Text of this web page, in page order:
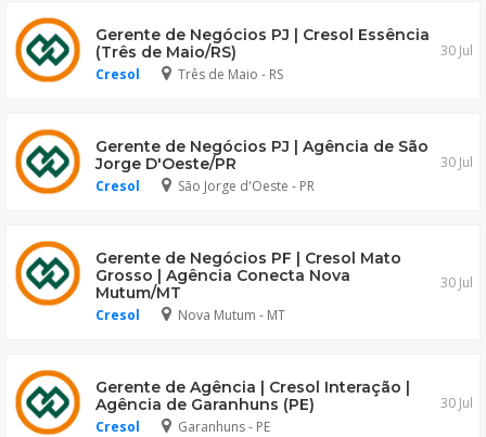
Gerente de Negócios PJ | Cresol Essência
(Três de Maio/RS)
Cresol Três de Maio - RS
30 Jul
Gerente de Negócios PJ | Agência de São
Jorge D'Oeste/PR
Cresol São Jorge d'Oeste - PR
30 Jul
Gerente de Negócios PF | Cresol Mato
Grosso | Agência Conecta Nova
Mutum/MT
Cresol Nova Mutum - MT
30 Jul
Gerente de Agência | Cresol Interação |
Agência de Garanhuns (PE)
Cresol Garanhuns - PE
30 Jul